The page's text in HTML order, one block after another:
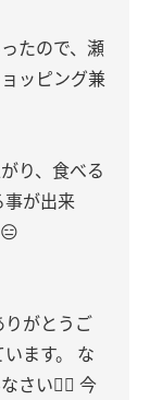
たので、瀬
ッピング兼
り、食べる
事が出来
りがとうご
ます。
な
さい🙇‍♀️ 今